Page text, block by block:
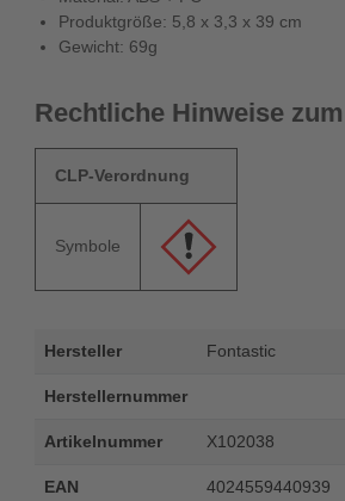
Produktgröße: 5,8 x 3,3 x 39 cm
Gewicht: 69g
Rechtliche Hinweise
CLP-Verordnung
Symbole
Hersteller Fontastic
Herstellernummer
Artikelnummer X102038
EAN 4024559440939